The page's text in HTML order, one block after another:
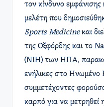
τον κίνδυνο εμφάνισης
μελέτη που
Sports Medicineκαι
της Οξφόρδης και το
(NIH) των ΗΠΑ,
ενήλικες στο Ηνωμένο
συμμετέχοντες
καρπό για να μετρηθεί